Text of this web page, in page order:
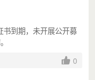
入在本市当年最低生活
上进心，无违法犯罪记
部用于解决学业、治疗
到期，未开展公开募
0